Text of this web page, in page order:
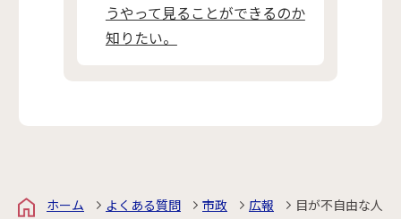
うやって見ることができるのか
知りたい。
ホーム よくある質問 市政 広報
目が不自由な人